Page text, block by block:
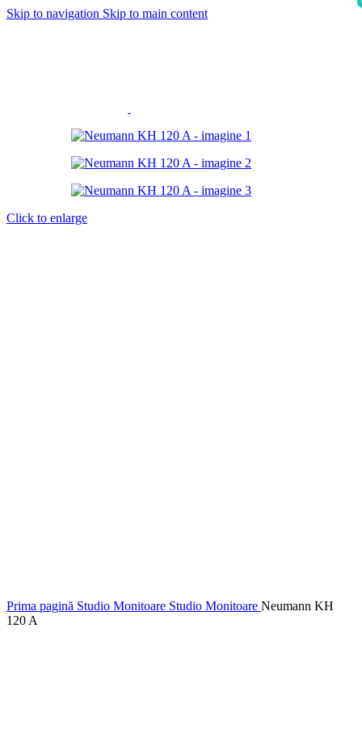
Skip to navigation Skip to main content
Click to enlarge
Prima pagină Studio Monitoare Studio Monitoare Neumann KH
120 A